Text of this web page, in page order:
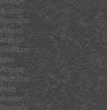
Aceptar
Rechazar
attempt
Aceptar
Rechazar
pass
Aceptar
Rechazar
delay
Aceptar
Rechazar